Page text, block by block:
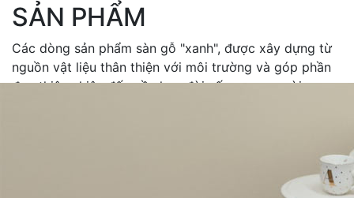
SẢN PHẨM
Các dòng sản phẩm sàn gỗ "xanh", được xây dựng từ
nguồn vật liệu thân thiện với môi trường và góp phần
đưa thiên nhiên đến gần hơn đời sống con người